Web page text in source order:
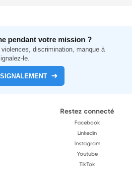
pendant votre mission ?
violences, discrimination, manque à
le.
Restez connecté
Facebook
Linkedin
Instagram
Youtube
TikTok